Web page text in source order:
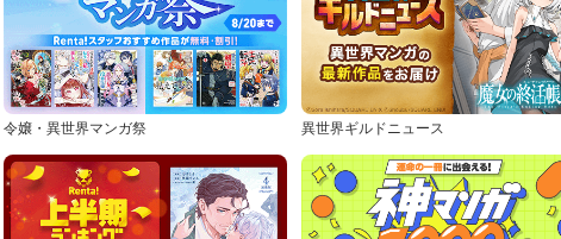
令嬢・異世界マンガ祭 異世界ギルドニュース